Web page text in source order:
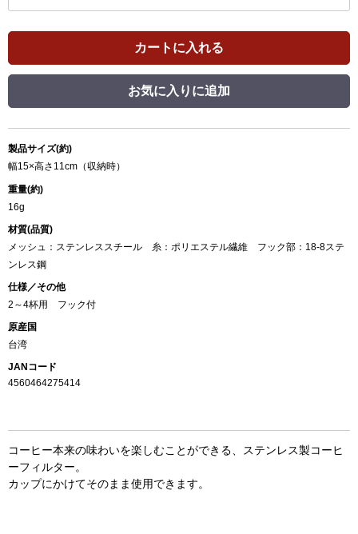
カートに入れる
お気に入りに追加
製品サイズ(約)
幅15×高さ11cm（収納時）
重量(約)
16g
材質(品質)
メッシュ：ステンレススチール 糸：ポリエステル繊維 フック部：18-8ステ
ンレス鋼
仕様／その他
2～4杯用 フック付
原産国
台湾
JANコード
4560464275414
コーヒー本来の味わいを楽しむことができる、ステンレス製コーヒ
ーフィルター。
カップにかけてそのまま使用できます。